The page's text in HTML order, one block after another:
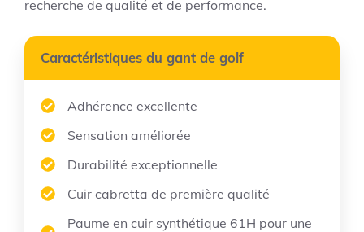
recherche de qualité et de performance.
Caractéristiques du gant de golf
Adhérence excellente
Sensation améliorée
Durabilité exceptionnelle
Cuir cabretta de première qualité
Paume en cuir synthétique 61H pour une